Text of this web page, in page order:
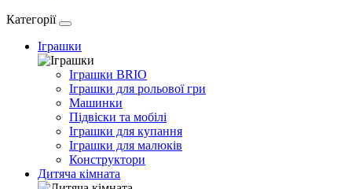
Категорії
Іграшки
Іграшки BRIO
Іграшки для рольової гри
Машинки
Підвіски та мобілі
Іграшки для купання
Іграшки для малюків
Конструктори
Дитяча кімната